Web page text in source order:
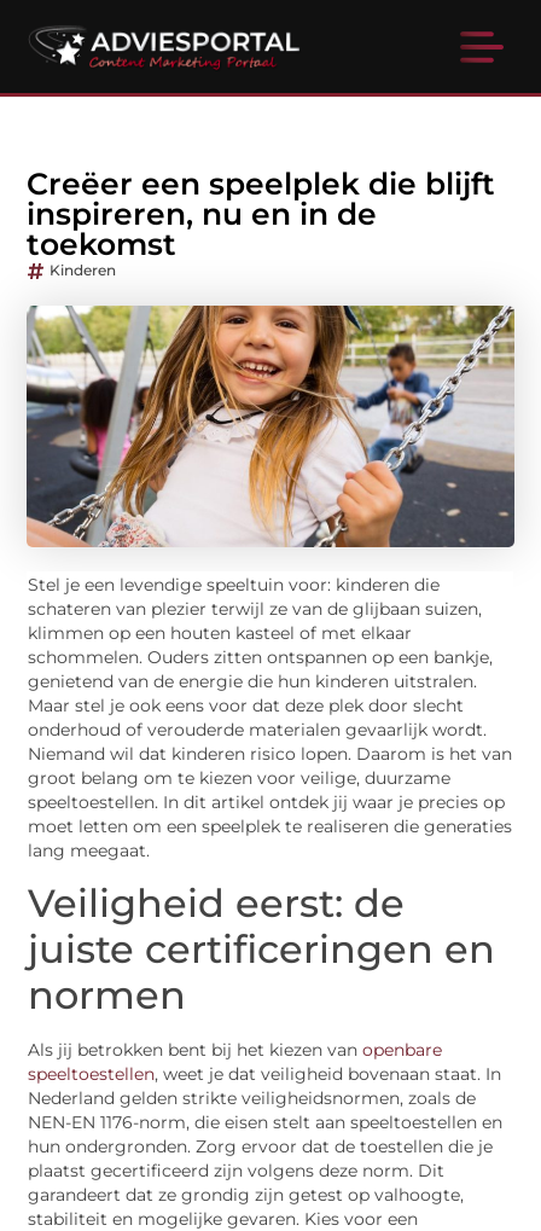
Creëer een speelplek die blijft
inspireren, nu en in de
toekomst
Kinderen
Stel je een levendige speeltuin voor: kinderen die
schateren van plezier terwijl ze van de glijbaan suizen,
klimmen op een houten kasteel of met elkaar
schommelen. Ouders zitten ontspannen op een bankje,
genietend van de energie die hun kinderen uitstralen.
Maar stel je ook eens voor dat deze plek door slecht
onderhoud of verouderde materialen gevaarlijk wordt.
Niemand wil dat kinderen risico lopen. Daarom is het van
groot belang om te kiezen voor veilige, duurzame
speeltoestellen. In dit artikel ontdek jij waar je precies op
moet letten om een speelplek te realiseren die generaties
lang meegaat.
Veiligheid eerst: de
juiste certificeringen en
normen
Als jij betrokken bent bij het kiezen vanopenbare
speeltoestellen, weet je dat veiligheid bovenaan staat. In
Nederland gelden strikte veiligheidsnormen, zoals de
NEN-EN 1176-norm, die eisen stelt aan speeltoestellen en
hun ondergronden. Zorg ervoor dat de toestellen die je
plaatst gecertificeerd zijn volgens deze norm. Dit
garandeert dat ze grondig zijn getest op valhoogte,
stabiliteit en mogelijke gevaren. Kies voor een